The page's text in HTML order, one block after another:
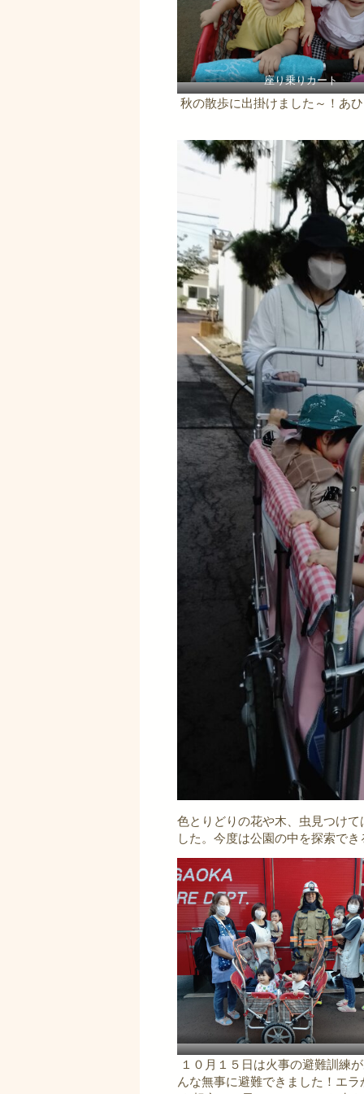
座り乗りカート
秋の散歩に出掛けました～！あ
色とりどりの花や木、虫見つけて
した。今度は公園の中を探索で
１０月１５日は火事の避難訓練
んな無事に避難できました！エ